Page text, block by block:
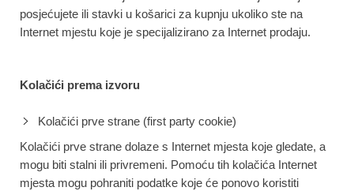
posjećujete ili stavki u košarici za kupnju ukoliko ste na
Internet mjestu koje je specijalizirano za Internet prodaju.
Kolačići prema izvoru
Kolačići prve strane (first party cookie)
Kolačići prve strane dolaze s Internet mjesta koje gledate, a
mogu biti stalni ili privremeni. Pomoću tih kolačića Internet
mjesta mogu pohraniti podatke koje će ponovo koristiti